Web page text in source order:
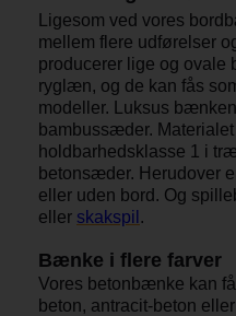
Ligesom ved vores
mellem flere udførelser
producerer lige og ovale
ryglæn, og de kan fås
modeller. Luksus
bambussæder.
holdbarhedsklasse 1 i
betonsæder. Herudover
eller uden bord. Og
eller skakspil .
Bænke i flere farver
Vores betonbænke kan
beton, antracit-beton